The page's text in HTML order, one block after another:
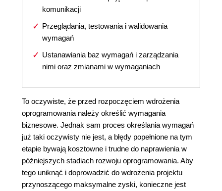
komunikacji
Przeglądania, testowania i walidowania
wymagań
Ustanawiania baz wymagań i zarządzania
nimi oraz zmianami w wymaganiach
To oczywiste, że przed rozpoczęciem wdrożenia
oprogramowania należy określić wymagania
biznesowe. Jednak sam proces określania wymagań
już taki oczywisty nie jest, a błędy popełnione na tym
etapie bywają kosztowne i trudne do naprawienia w
późniejszych stadiach rozwoju oprogramowania. Aby
tego uniknąć i doprowadzić do wdrożenia projektu
przynoszącego maksymalne zyski, konieczne jest